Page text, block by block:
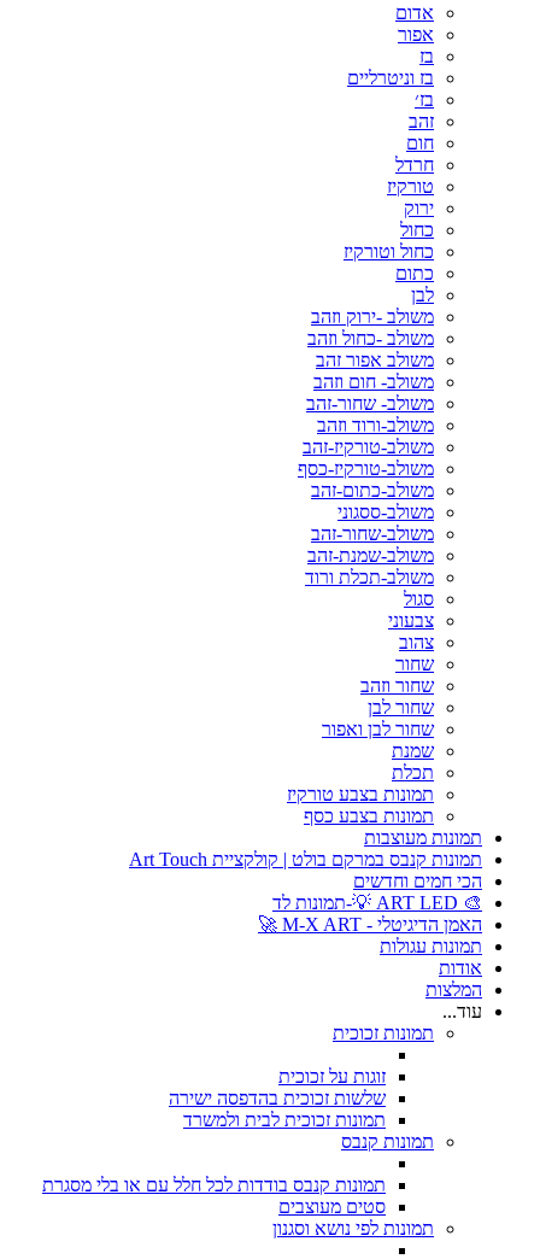
אדום
אפור
בז
בז וניטרליים
בז׳
זהב
חום
חרדל
טורקיז
ירוק
כחול
כחול וטורקיז
כתום
לבן
משולב -ירוק וזהב
משולב -כחול וזהב
משולב אפור זהב
משולב- חום וזהב
משולב- שחור-זהב
משולב-ורוד וזהב
משולב-טורקיז-זהב
משולב-טורקיז-כסף
משולב-כתום-זהב
משולב-ססגוני
משולב-שחור-זהב
משולב-שמנת-זהב
משולב-תכלת ורוד
סגול
צבעוני
צהוב
שחור
שחור וזהב
שחור לבן
שחור לבן ואפור
שמנת
תכלת
תמונות בצבע טורקיז
תמונות בצבע כסף
תמונות מעוצבות
תמונות קנבס במרקם בולט | קולקציית Art Touch
הכי חמים וחדשים
🎨 ART LED 💡-תמונות לד
האמן הדיגיטלי - M-X ART 🚀
תמונות עגולות
אודות
המלצות
עוד...
תמונות זכוכית
זוגות על זכוכית
שלשות זכוכית בהדפסה ישירה
תמונות זכוכית לבית ולמשרד
תמונות קנבס
תמונות קנבס בודדות לכל חלל עם או בלי מסגרת
סטים מעוצבים
תמונות לפי נושא וסגנון